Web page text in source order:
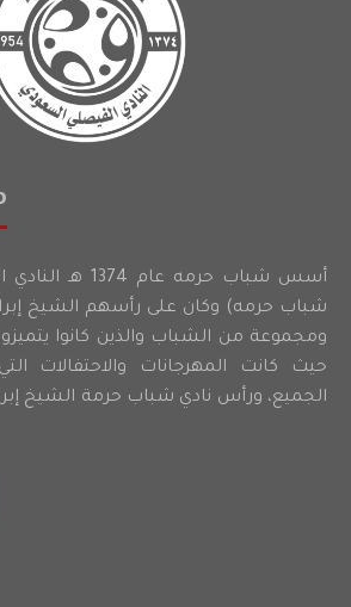
أسس شباب حرمه
شباب حرمه) وكان على رأسهم الشيخ
ومجموعة من الشباب والذين كانوا
حيث كانت المهرجانات والاحتفالات
الجميع، ورأس نادي شباب حرمة الشيخ